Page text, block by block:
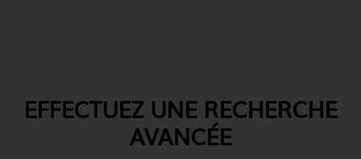
EFFECTUEZ UNE RECHERCHE
AVANCÉE